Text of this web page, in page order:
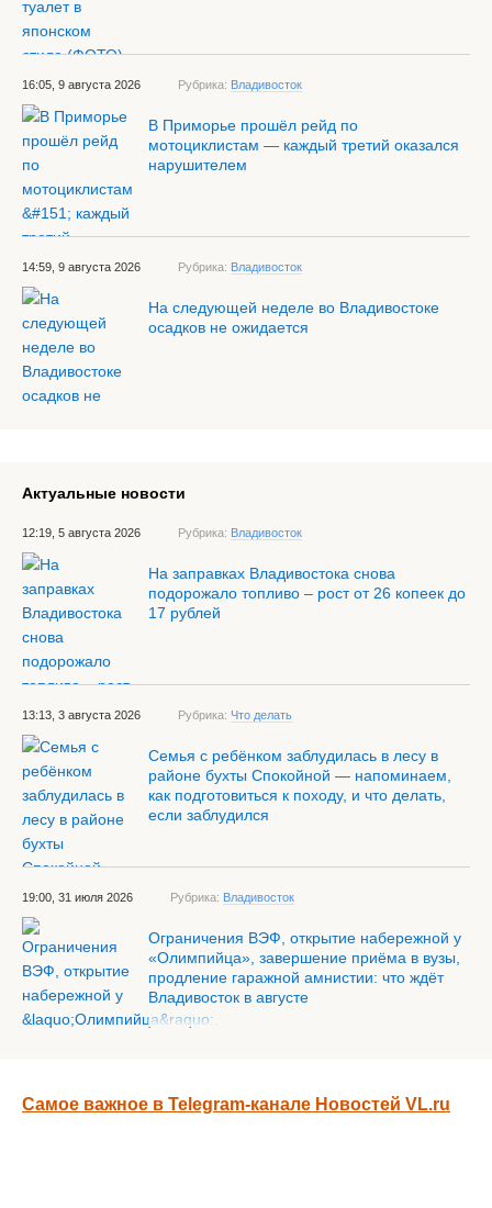
16:05, 9 августа 2026 Рубрика: Владивосток
В Приморье прошёл рейд по
мотоциклистам — каждый третий оказался
нарушителем
14:59, 9 августа 2026 Рубрика: Владивосток
На следующей неделе во Владивостоке
осадков не ожидается
Актуальные новости
12:19, 5 августа 2026 Рубрика: Владивосток
На заправках Владивостока снова
подорожало топливо – рост от 26 копеек до
17 рублей
13:13, 3 августа 2026 Рубрика: Что делать
Семья с ребёнком заблудилась в лесу в
районе бухты Спокойной — напоминаем,
как подготовиться к походу, и что делать,
если заблудился
19:00, 31 июля 2026 Рубрика: Владивосток
Ограничения ВЭФ, открытие набережной у
«Олимпийца», завершение приёма в вузы,
продление гаражной амнистии: что ждёт
Владивосток в августе
Самое важное в Telegram-канале Новостей VL.ru